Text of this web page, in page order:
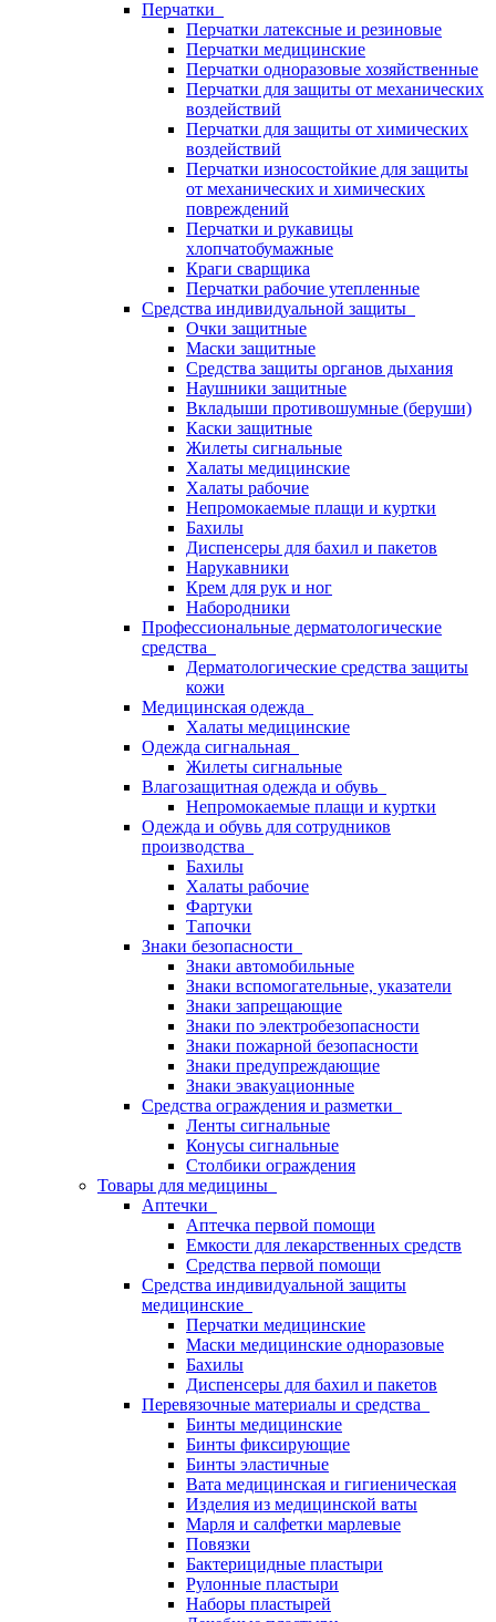
Перчатки
Перчатки латексные и резиновые
Перчатки медицинские
Перчатки одноразовые хозяйственные
Перчатки для защиты от механических
воздействий
Перчатки для защиты от химических
воздействий
Перчатки износостойкие для защиты
от механических и химических
повреждений
Перчатки и рукавицы
хлопчатобумажные
Краги сварщика
Перчатки рабочие утепленные
Средства индивидуальной защиты
Очки защитные
Маски защитные
Средства защиты органов дыхания
Наушники защитные
Вкладыши противошумные (беруши)
Каски защитные
Жилеты сигнальные
Халаты медицинские
Халаты рабочие
Непромокаемые плащи и куртки
Бахилы
Диспенсеры для бахил и пакетов
Нарукавники
Крем для рук и ног
Набородники
Профессиональные дерматологические
средства
Дерматологические средства защиты
кожи
Медицинская одежда
Халаты медицинские
Одежда сигнальная
Жилеты сигнальные
Влагозащитная одежда и обувь
Непромокаемые плащи и куртки
Одежда и обувь для сотрудников
производства
Бахилы
Халаты рабочие
Фартуки
Тапочки
Знаки безопасности
Знаки автомобильные
Знаки вспомогательные, указатели
Знаки запрещающие
Знаки по электробезопасности
Знаки пожарной безопасности
Знаки предупреждающие
Знаки эвакуационные
Средства ограждения и разметки
Ленты сигнальные
Конусы сигнальные
Столбики ограждения
Товары для медицины
Аптечки
Аптечка первой помощи
Емкости для лекарственных средств
Средства первой помощи
Средства индивидуальной защиты
медицинские
Перчатки медицинские
Маски медицинские одноразовые
Бахилы
Диспенсеры для бахил и пакетов
Перевязочные материалы и средства
Бинты медицинские
Бинты фиксирующие
Бинты эластичные
Вата медицинская и гигиеническая
Изделия из медицинской ваты
Марля и салфетки марлевые
Повязки
Бактерицидные пластыри
Рулонные пластыри
Наборы пластырей